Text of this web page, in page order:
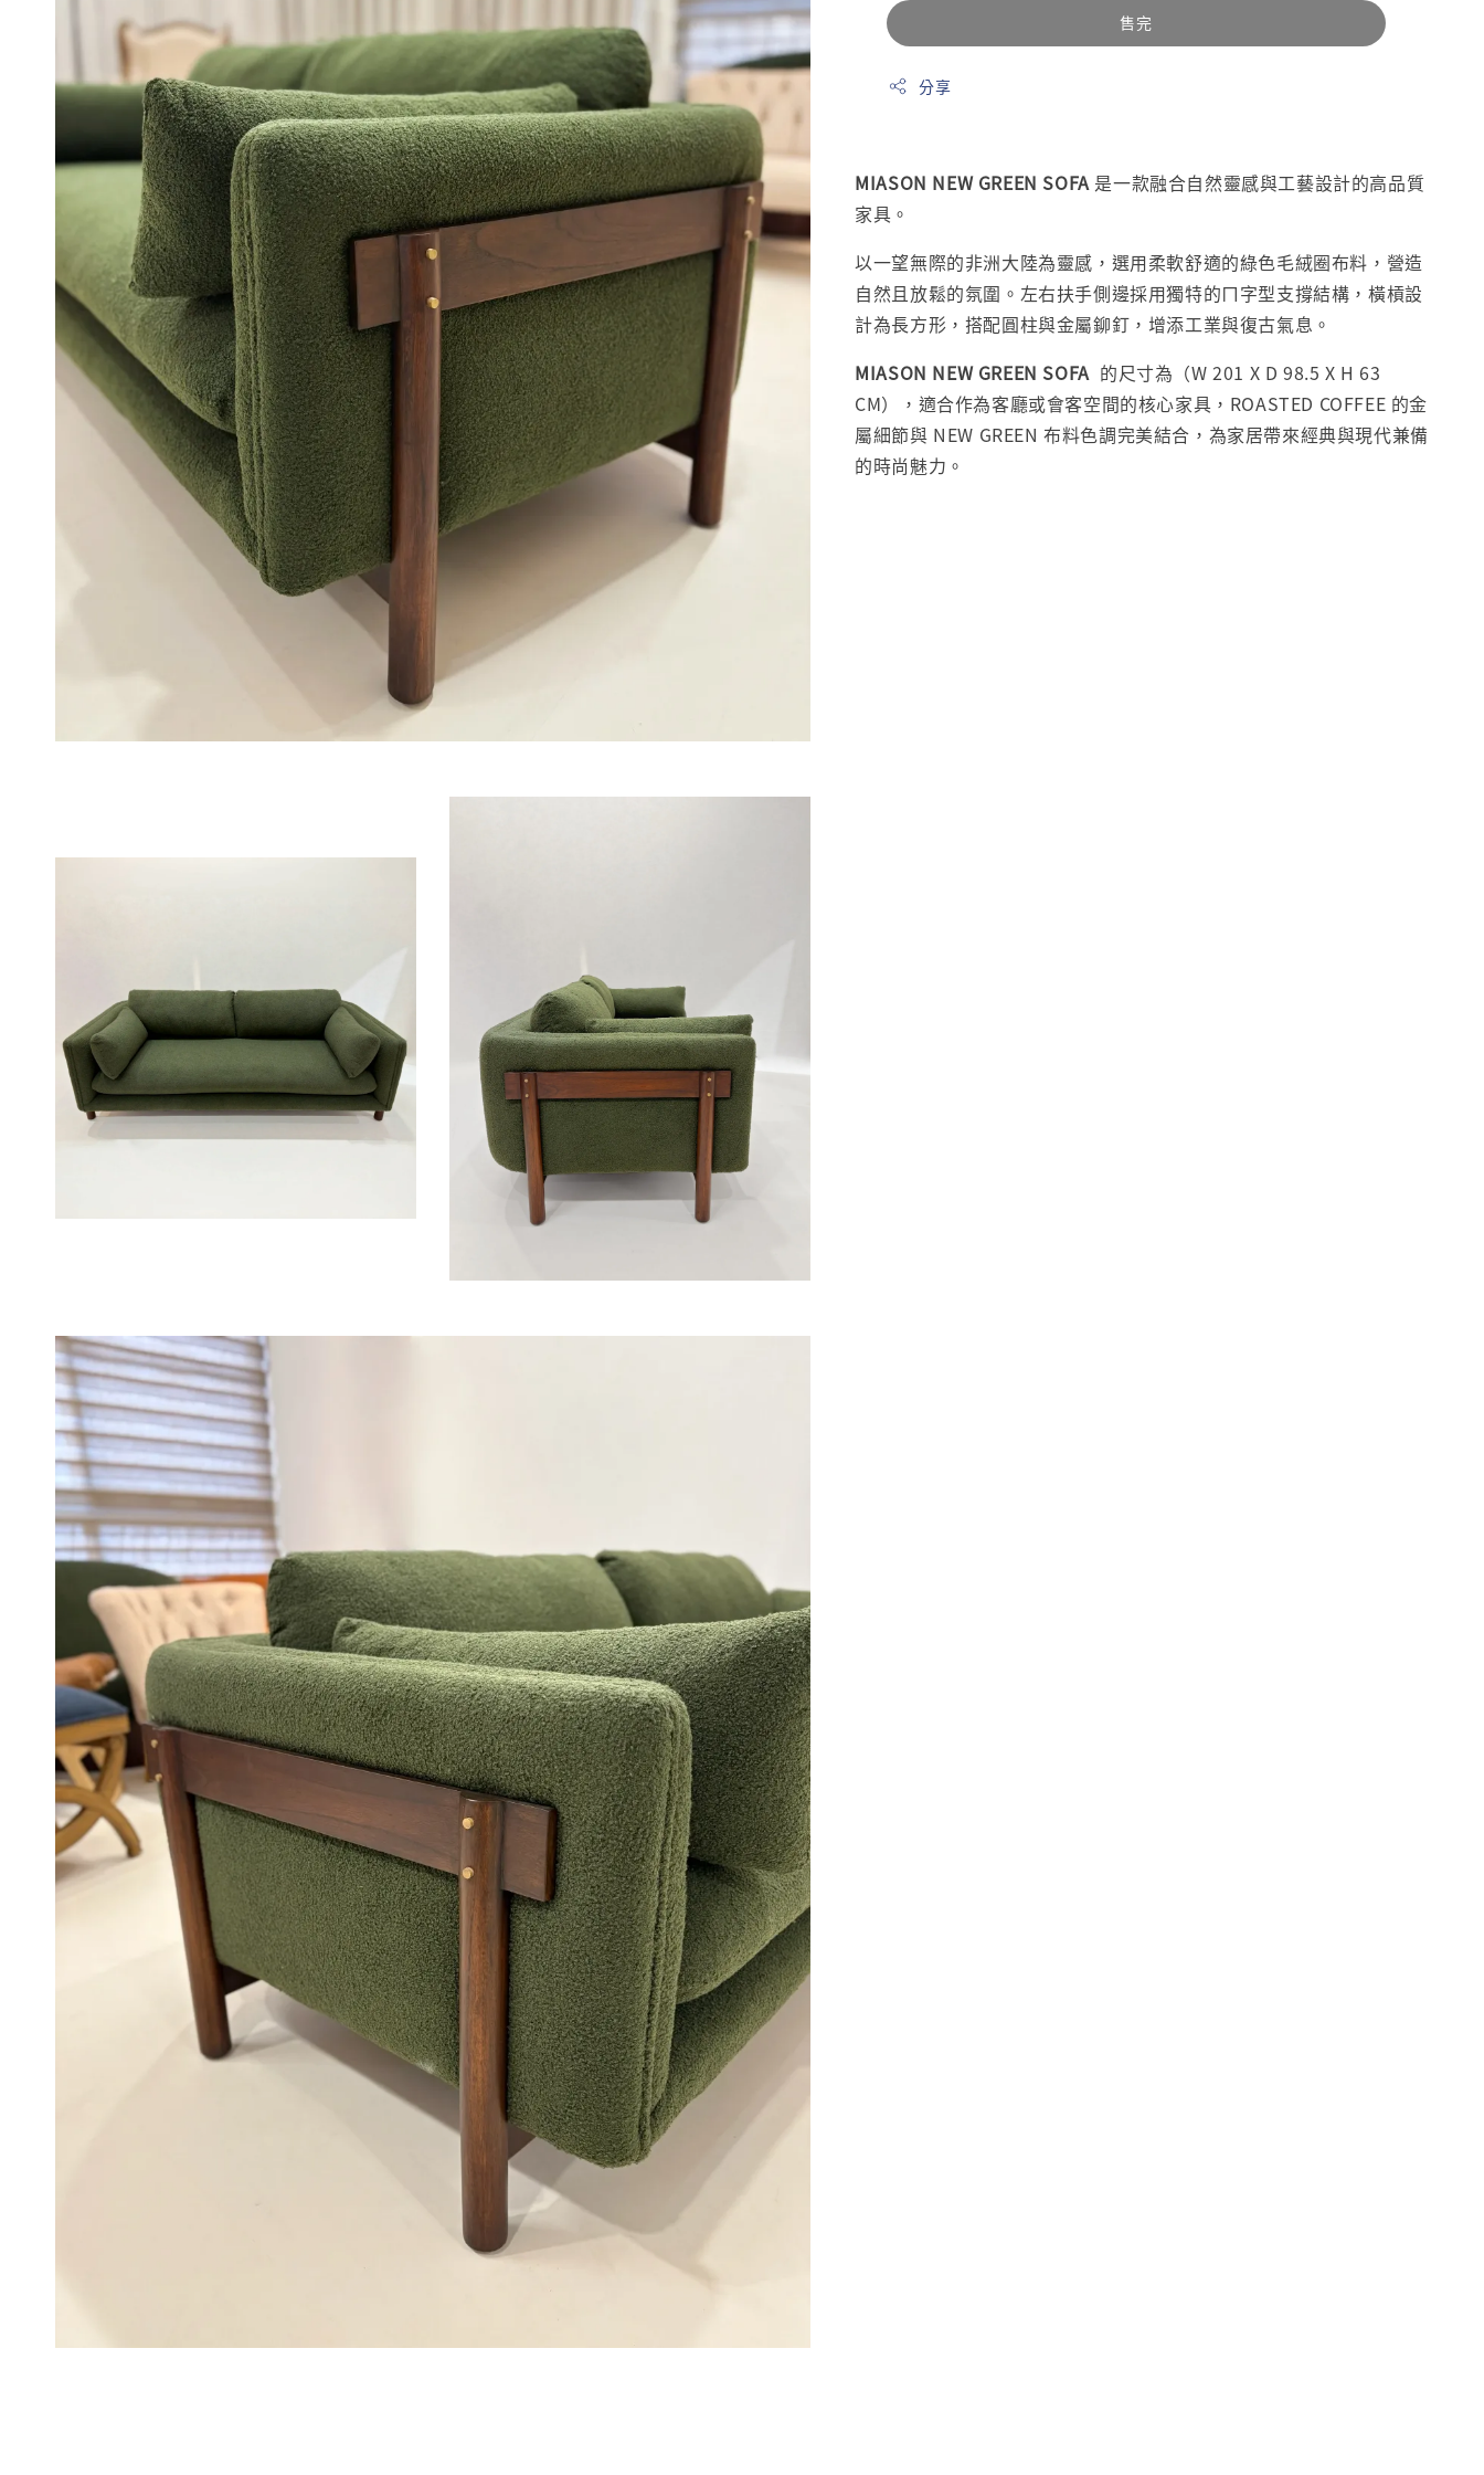
售完
分享
MIASON NEW GREEN SOFA 是一款融合自然靈感與工藝設計的高品質
家具。
以一望無際的非洲大陸為靈感，選用柔軟舒適的綠色毛絨圈布料，營造
自然且放鬆的氛圍。左右扶手側邊採用獨特的ㄇ字型支撐結構，橫槓設
計為長方形，搭配圓柱與金屬鉚釘，增添工業與復古氣息。
MIASON NEW GREEN SOFA 的尺寸為（W 201 X D 98.5 X H 63
CM），適合作為客廳或會客空間的核心家具，ROASTED COFFEE 的金
屬細節與 NEW GREEN 布料色調完美結合，為家居帶來經典與現代兼備
的時尚魅力。